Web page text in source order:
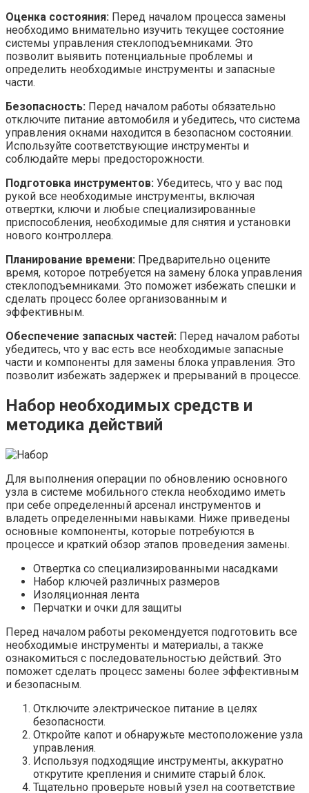
Оценка состояния: Перед началом процесса замены
необходимо внимательно изучить текущее состояние
системы управления стеклоподъемниками. Это
позволит выявить потенциальные проблемы и
определить необходимые инструменты и запасные
части.
Безопасность: Перед началом работы обязательно
отключите питание автомобиля и убедитесь, что система
управления окнами находится в безопасном состоянии.
Используйте соответствующие инструменты и
соблюдайте меры предосторожности.
Подготовка инструментов: Убедитесь, что у вас под
рукой все необходимые инструменты, включая
отвертки, ключи и любые специализированные
приспособления, необходимые для снятия и установки
нового контроллера.
Планирование времени: Предварительно оцените
время, которое потребуется на замену блока управления
стеклоподъемниками. Это поможет избежать спешки и
сделать процесс более организованным и
эффективным.
Обеспечение запасных частей: Перед началом работы
убедитесь, что у вас есть все необходимые запасные
части и компоненты для замены блока управления. Это
позволит избежать задержек и прерываний в процессе.
Набор необходимых средств и
методика действий
Для выполнения операции по обновлению основного
узла в системе мобильного стекла необходимо иметь
при себе определенный арсенал инструментов и
владеть определенными навыками. Ниже приведены
основные компоненты, которые потребуются в
процессе и краткий обзор этапов проведения замены.
Отвертка со специализированными насадками
Набор ключей различных размеров
Изоляционная лента
Перчатки и очки для защиты
Перед началом работы рекомендуется подготовить все
необходимые инструменты и материалы, а также
ознакомиться с последовательностью действий. Это
поможет сделать процесс замены более эффективным
и безопасным.
Отключите электрическое питание в целях
безопасности.
Откройте капот и обнаружьте местоположение узла
управления.
Используя подходящие инструменты, аккуратно
открутите крепления и снимите старый блок.
Тщательно проверьте новый узел на соответствие